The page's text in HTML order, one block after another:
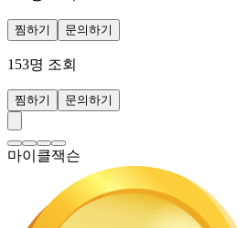
찜하기 문의하기
153명 조회
찜하기 문의하기
마이클잭슨